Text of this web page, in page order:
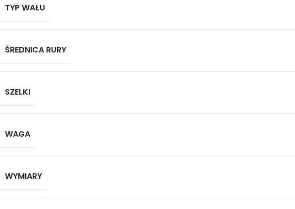
TYP WAŁU
ŚREDNICA RURY
SZELKI
WAGA
WYMIARY